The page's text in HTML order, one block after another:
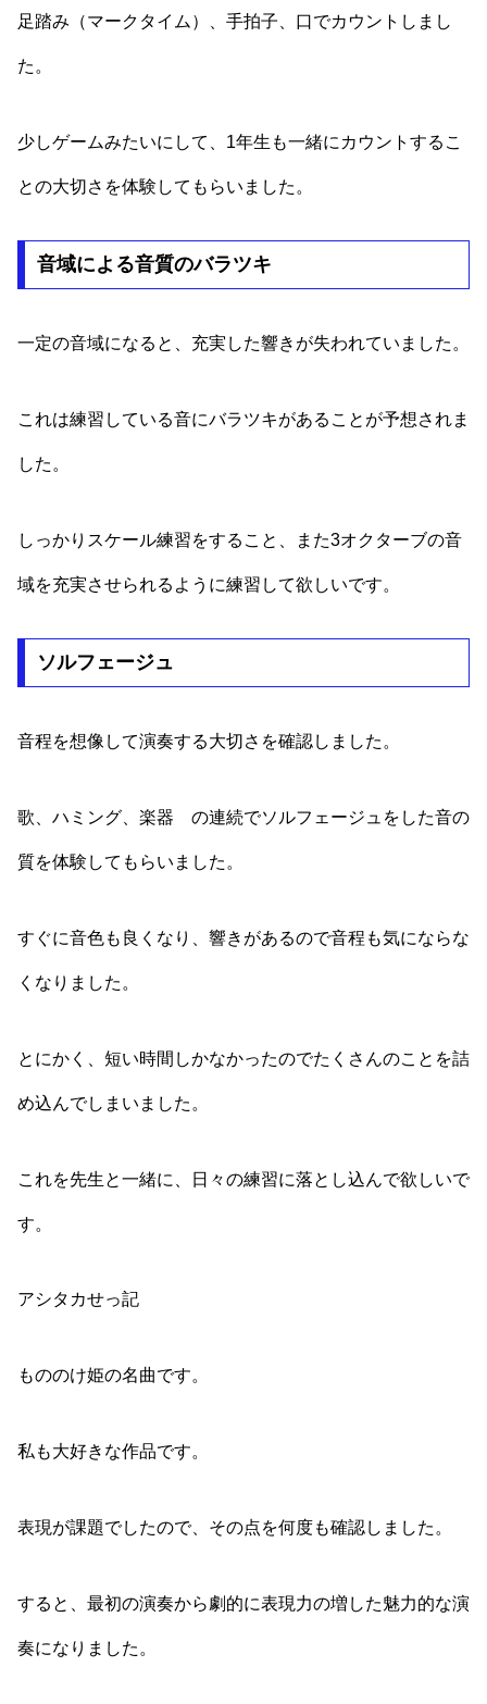
足踏み（マークタイム）、手拍子、口でカウントしまし
た。
少しゲームみたいにして、1年生も一緒にカウントするこ
との大切さを体験してもらいました。
音域による音質のバラツキ
一定の音域になると、充実した響きが失われていました。
これは練習している音にバラツキがあることが予想されま
した。
しっかりスケール練習をすること、また3オクターブの音
域を充実させられるように練習して欲しいです。
ソルフェージュ
音程を想像して演奏する大切さを確認しました。
歌、ハミング、楽器 の連続でソルフェージュをした音の
質を体験してもらいました。
すぐに音色も良くなり、響きがあるので音程も気にならな
くなりました。
とにかく、短い時間しかなかったのでたくさんのことを詰
め込んでしまいました。
これを先生と一緒に、日々の練習に落とし込んで欲しいで
す。
アシタカせっ記
もののけ姫の名曲です。
私も大好きな作品です。
表現が課題でしたので、その点を何度も確認しました。
すると、最初の演奏から劇的に表現力の増した魅力的な演
奏になりました。